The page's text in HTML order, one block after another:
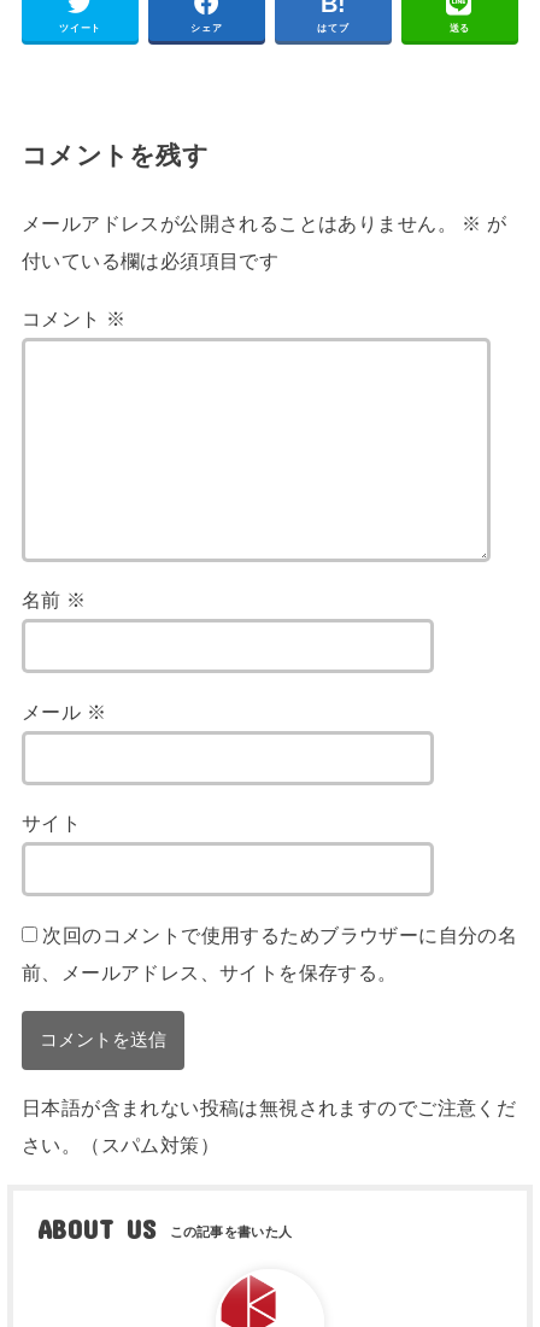
ツイート シェア はてブ 送る
コメントを残す
メールアドレスが公開されることはありません。 ※ が
付いている欄は必須項目です
コメント ※
名前 ※
メール ※
サイト
次回のコメントで使用するためブラウザーに自分の名
前、メールアドレス、サイトを保存する。
日本語が含まれない投稿は無視されますのでご注意くだ
さい。（スパム対策）
ABOUT US